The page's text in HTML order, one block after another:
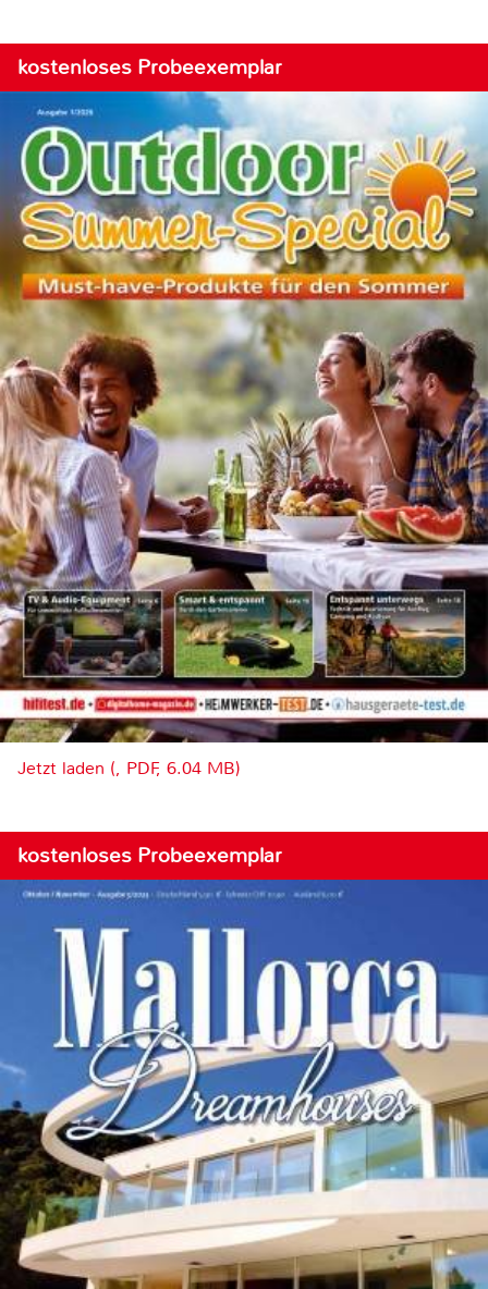
kostenloses Probeexemplar
Jetzt laden (, PDF, 6.04 MB)
kostenloses Probeexemplar